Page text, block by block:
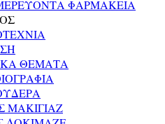
ΦΑΡΜΑΚΕΙΑ
ΘΕΜΑΤΑ
ΜΑΚΙΓΙΑΖ